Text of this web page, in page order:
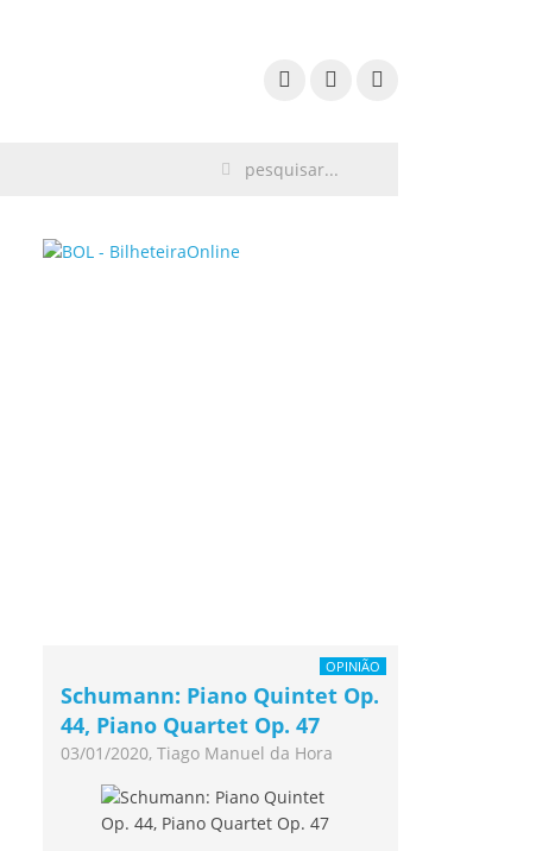
OPINIÃO
Schumann: Piano Quintet Op.
44, Piano Quartet Op. 47
03/01/2020, Tiago Manuel da Hora